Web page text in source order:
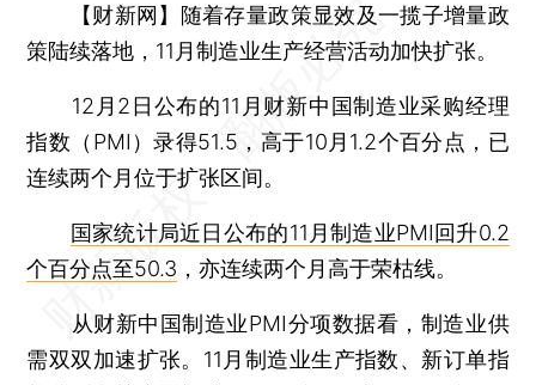
【财新网】 随着存量政策显效及一揽子增量政
策陆续落地，11月制造业生产经营活动加快扩张。
12月2日公布的11月财新中国制造业采购经理
指数（PMI）录得51.5，高于10月1.2个百分点，已
连续两个月位于扩张区间。
国家统计局近日公布的11月制造业PMI回升0.2
个百分点至50.3 ，亦连续两个月高于荣枯线。
从财新中国制造业PMI分项数据看，制造业供
需双双加速扩张。11月制造业生产指数、新订单指